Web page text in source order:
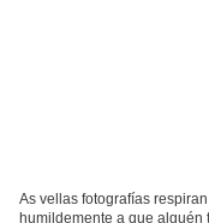
As vellas fotografías
humildemente a que